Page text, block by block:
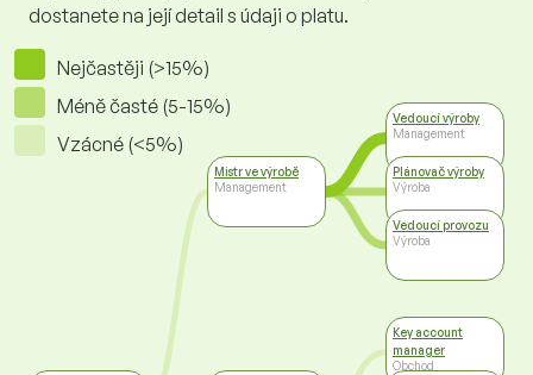
dostanete na její detail s údaji o platu.
Nejčastěji (>15%)
Méně časté (5-15%)
Vzácné (<5%)
Mistr ve výrobě
Management
Vedoucí výroby
Management
Plánovač výroby
Výroba
Vedoucí provozu
Výroba
Key account
manager
Obchod